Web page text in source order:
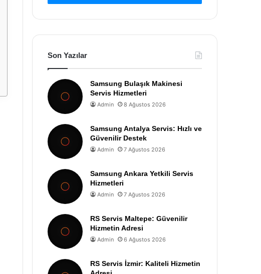
Son Yazılar
Samsung Bulaşık Makinesi
Servis Hizmetleri
Admin 8 Ağustos 2026
Samsung Antalya Servis: Hızlı ve
Güvenilir Destek
Admin 7 Ağustos 2026
Samsung Ankara Yetkili Servis
Hizmetleri
Admin 7 Ağustos 2026
RS Servis Maltepe: Güvenilir
Hizmetin Adresi
Admin 6 Ağustos 2026
RS Servis İzmir: Kaliteli Hizmetin